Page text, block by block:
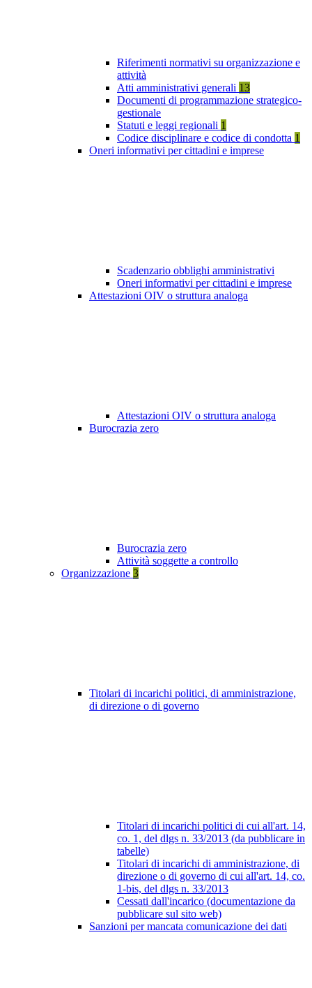
Riferimenti normativi su organizzazione e
attività
Atti amministrativi generali 13
Documenti di programmazione strategico-
gestionale
Statuti e leggi regionali 1
Codice disciplinare e codice di condotta 1
Oneri informativi per cittadini e imprese
Scadenzario obblighi amministrativi
Oneri informativi per cittadini e imprese
Attestazioni OIV o struttura analoga
Attestazioni OIV o struttura analoga
Burocrazia zero
Burocrazia zero
Attività soggette a controllo
Organizzazione 3
Titolari di incarichi politici, di amministrazione,
di direzione o di governo
Titolari di incarichi politici di cui all'art. 14,
co. 1, del dlgs n. 33/2013 (da pubblicare in
tabelle)
Titolari di incarichi di amministrazione, di
direzione o di governo di cui all'art. 14, co.
1-bis, del dlgs n. 33/2013
Cessati dall'incarico (documentazione da
pubblicare sul sito web)
Sanzioni per mancata comunicazione dei dati